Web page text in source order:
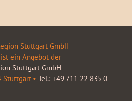
Stuttgart GmbH
ein Angebot der
Stuttgart GmbH
Stuttgart • Tel.: +49 711 22 835 0